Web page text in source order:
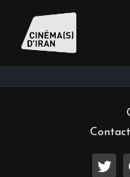
Inscrivez-vous à notre